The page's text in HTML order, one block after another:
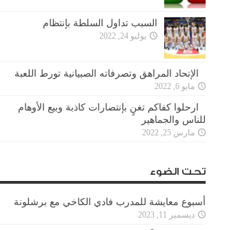
السبب تداول السلطة بإنتظام
يوليو 24, 2022
الإتحاد المراهق وتصرفاته الصبيانية تورط اللعبة
مايو 6, 2022
ارحلوا كفاكم تغنٍ بإنتصارات كاذبة وبيع الأوهام
للناس والجماهير
مارس 25, 2022
تحت الضوء
أسبوع معايشة للمدرب فادي الكاخي مع برشلونة
ديسمبر 11, 2023